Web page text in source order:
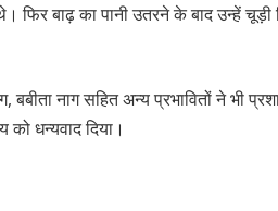
बाढ़ का पानी उतरने के बाद उन्हें चूड़ी
बबीता नाग सहित अन्य प्रभावितों ने भी
को धन्यवाद दिया।